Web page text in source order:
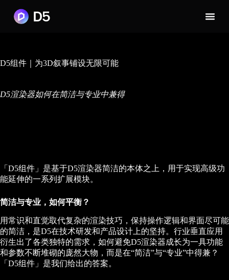
D5组件｜为3D叙事铺设无限可能
D5渲染器如何在简洁与专业中兼得
「D5组件」是基于D5渲染器简洁的本体之上，用于实现高级功
能延伸的一系列扩展模块。
简洁与专业，如何平衡？
用常识和直觉取代复杂的渲染技巧，保持操作逻辑和界面尽可能
的简洁，是D5在技术研发和产品设计上的坚持。行业垂直应用
衍生出了各类独特的需求，如何避免D5渲染器成长为一具功能
和参数不断堆砌的庞然大物，而是在“简洁”与“专业”中得兼？
「D5组件」是我们给出的答案。